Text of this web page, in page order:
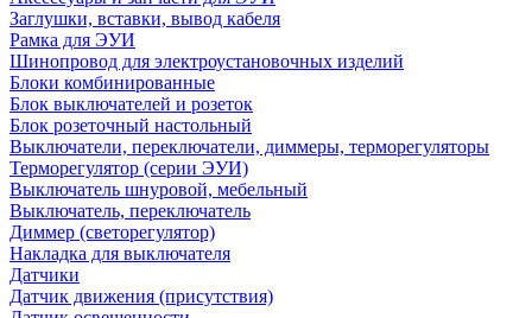
Заглушки, вставки, вывод кабеля
Рамка для ЭУИ
Шинопровод для электроустановочных изделий
Блоки комбинированные
Блок выключателей и розеток
Блок розеточный настольный
Выключатели, переключатели, диммеры, терморегуляторы
Терморегулятор (серии ЭУИ)
Выключатель шнуровой, мебельный
Выключатель, переключатель
Диммер (светорегулятор)
Накладка для выключателя
Датчики
Датчик движения (присутствия)